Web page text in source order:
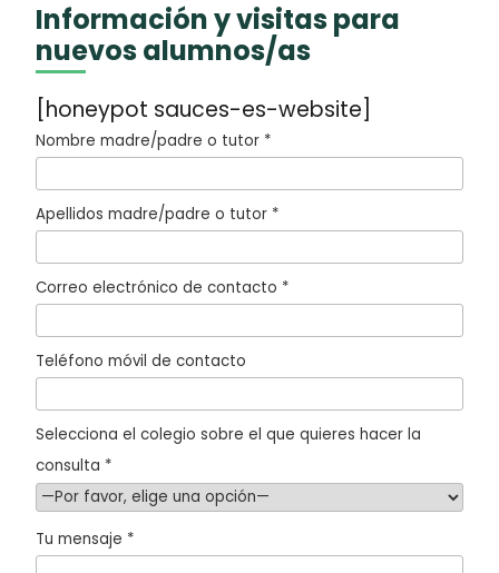
Información y visitas para
nuevos alumnos/as
[honeypot sauces-es-website]
Nombre madre/padre o tutor *
Apellidos madre/padre o tutor *
Correo electrónico de contacto *
Teléfono móvil de contacto
Selecciona el colegio sobre el que quieres hacer la
consulta *
Tu mensaje *